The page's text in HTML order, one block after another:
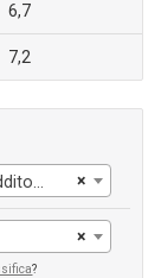
6,7
7,2
×
Quota di reddito detenuta dal 20% più povero
×
?